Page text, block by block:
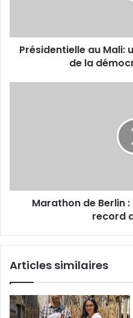
Présidentielle au Mali:
de la
Marathon de Berlin
record
Articles similaires